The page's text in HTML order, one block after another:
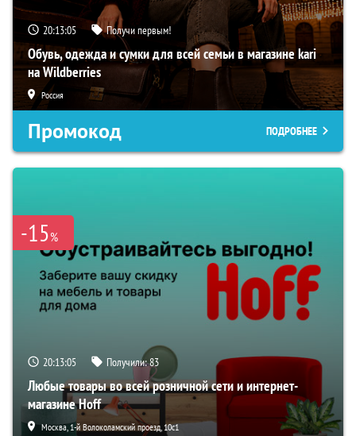
20:13:04 Получи первым!
Обувь, одежда и сумки для всей семьи в магазине kari
на Wildberries
Россия
Промокод ПОДРОБНЕЕ
-15%
20:13:04 Получили:83
Любые товары во всей розничной сети и интернет-
магазине Hoff
Москва, 1-й Волоколамский проезд, 10с1